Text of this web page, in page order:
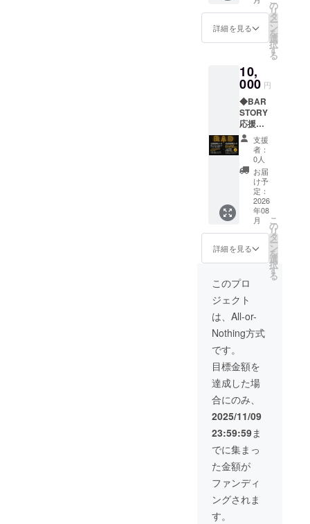
て全力で活
動するため
のクラウド
ングに挑戦
します。
縛られた現
実から抜け
出して、扉
の向こうへ
行く姿を一
緒に見届け
い。
STORY
」での
ご飲食
にご利
用いた
す。 内
容：通
常5,000
円の2時
間飲み
放題＋
カラオ
ケ歌い
放題
コース
を、
3,000円
でご利
用いた
だけま
す。 有
効期
プンか
ら1年間
有効 提
供時
期：
2026年
対応予
定（店
舗オー
プン後
にご利
用いた
だけま
す） 注
意事
項：ご
来店時
にス
タッフ
詳細を見る
の
リ
タ
ー
ン
を
選
択
す
る
10,
000 円
◆BAR
STORY
応援プ
ラン
（10,00
0円）
ご支援
いただ
いた方
のお名
（ニッ
クネー
ム可）
を、店
舗
「BAR
STORY
」の店
内の壁
に直接
書かせ
す。 掲
載期
間：店
舗オー
プンか
ら存続
する限
り残り
ます。
注意事
項：支
援時に
備考欄
支援
者：
0人
お届
け予
定：
2026
年08
月
詳細を見る
こ
の
リ
タ
ー
ン
を
選
択
す
る
このプロ
ジェクト
は、All-or-
Nothing方式
です。
目標金額を
達成した場
合にのみ、
2025/11/09
23:59:59ま
でに集まっ
た金額が
ファンディ
ングされま
す。